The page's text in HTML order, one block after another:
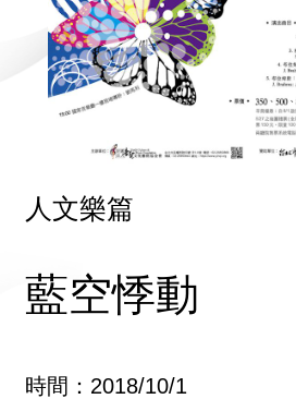
人文樂篇
藍空悸動
時間：2018/10/1